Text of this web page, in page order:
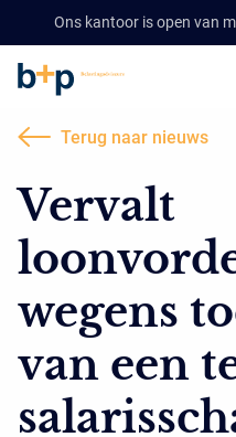
Ons kantoor is open van
Terug naar nieuws
Vervalt
wegens
van een